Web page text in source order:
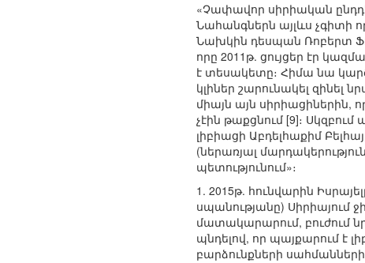
«Չափավոր սիրիական
Նահանգներն այլևս չգիտի
Նախկին դեսպան Ռոբերտ
որը 2011թ. ցույցեր էր
է տեսակետը։ Հիմա նա
կլիներ շարունակել զինել
միայն այն սիրիացիներին,
չէին թաքցնում [9]։
լիբիացի Աբդելհաքիմ
(ներառյալ
պետությունում»։
1. 2015թ. հունվարին
սպանությանը) Սիրիայում
մատակարարում, բուժում
պնդելով, որ պայքարում է
բարձունքների